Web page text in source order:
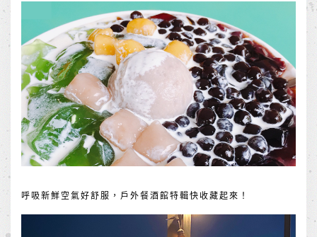
呼吸新鮮空氣好舒服，戶外餐酒館特輯快收藏起來！